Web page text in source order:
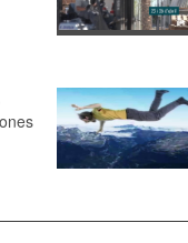
1:24 · 2024
David cae
0:08 · 2014